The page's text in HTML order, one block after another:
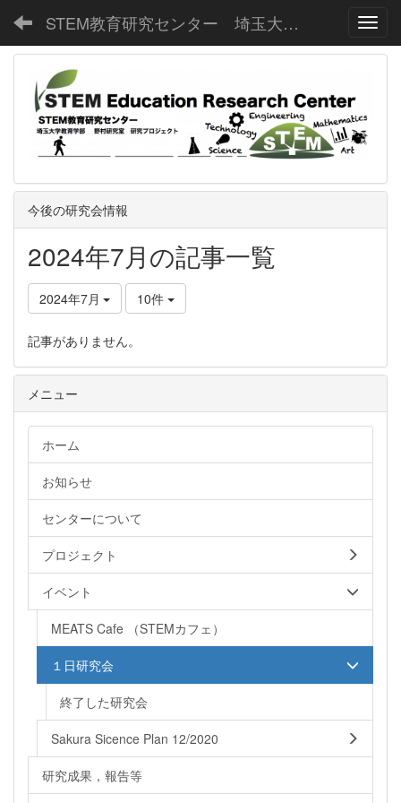
STEM教育研究センター 埼玉大学教育学部野村研究室
今後の研究会情報
2024年7月の記事一覧
2024年7月 10件
記事がありません。
メニュー
ホーム
お知らせ
センターについて
プロジェクト
イベント
MEATS Cafe （STEMカフェ）
１日研究会
終了した研究会
Sakura Sicence Plan 12/2020
研究成果，報告等